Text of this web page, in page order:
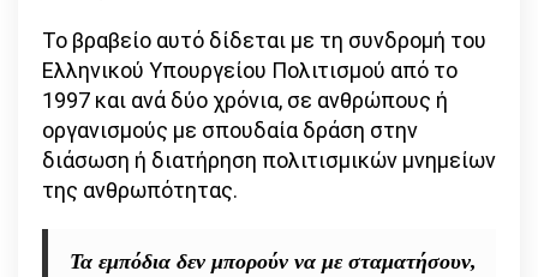
Το βραβείο αυτό δίδεται με τη συνδρομή του
Ελληνικού Υπουργείου Πολιτισμού από το
1997 και ανά δύο χρόνια, σε ανθρώπους ή
οργανισμούς με σπουδαία δράση στην
διάσωση ή διατήρηση πολιτισμικών μνημείων
της ανθρωπότητας.
Τα εμπόδια δεν μπορούν να με σταματήσουν,